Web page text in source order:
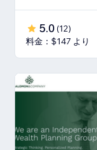
5.0 (12)
料金：$147 より